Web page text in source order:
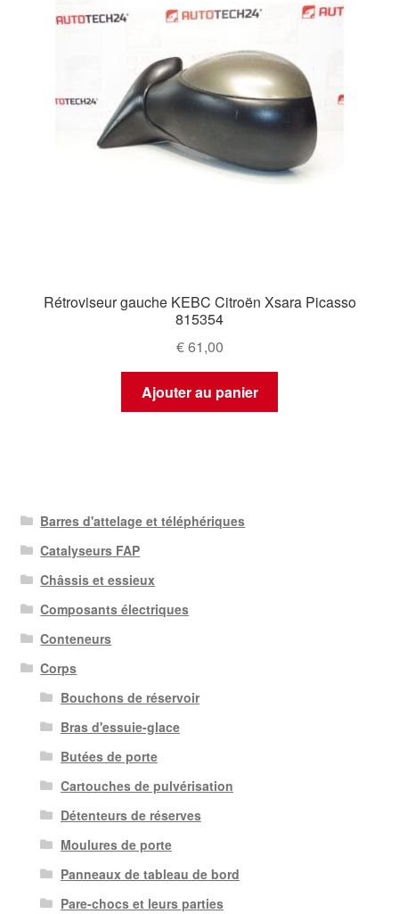
Rétroviseur gauche KEBC Citroën Xsara Picasso
815354
€61,00
Ajouter au panier
Barres d'attelage et téléphériques
Catalyseurs FAP
Châssis et essieux
Composants électriques
Conteneurs
Corps
Bouchons de réservoir
Bras d'essuie-glace
Butées de porte
Cartouches de pulvérisation
Détenteurs de réserves
Moulures de porte
Panneaux de tableau de bord
Pare-chocs et leurs parties